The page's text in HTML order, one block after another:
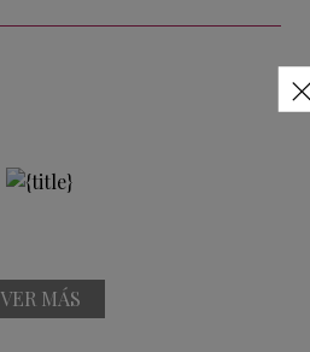
VER MÁS